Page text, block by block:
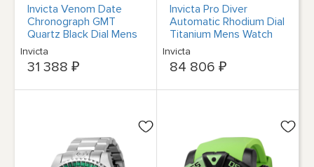
Invicta Venom Date
Chronograph GMT
Quartz Black Dial Mens
Watch 47756
Invicta
31 388 ₽
Invicta Pro Diver
Automatic Rhodium Dial
Titanium Mens Watch
45673
Invicta
84 806 ₽